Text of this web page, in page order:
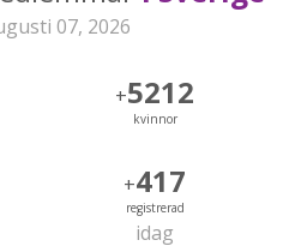
07, 2026
+5212
kvinnor
+417
registrerad
idag